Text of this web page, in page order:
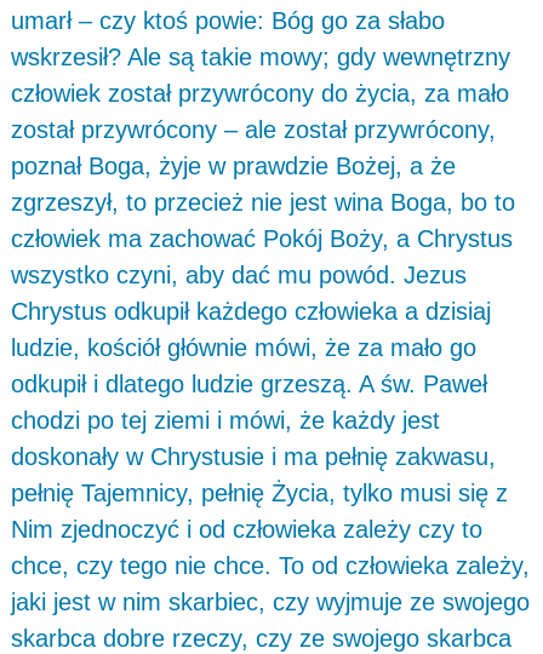
umarł – czy ktoś powie: Bóg go za słabo
wskrzesił? Ale są takie mowy; gdy wewnętrzny
człowiek został przywrócony do życia, za mało
został przywrócony – ale został przywrócony,
poznał Boga, żyje w prawdzie Bożej, a że
zgrzeszył, to przecież nie jest wina Boga, bo to
człowiek ma zachować Pokój Boży, a Chrystus
wszystko czyni, aby dać mu powód. Jezus
Chrystus odkupił każdego człowieka a dzisiaj
ludzie, kościół głównie mówi, że za mało go
odkupił i dlatego ludzie grzeszą. A św. Paweł
chodzi po tej ziemi i mówi, że każdy jest
doskonały w Chrystusie i ma pełnię zakwasu,
pełnię Tajemnicy, pełnię Życia, tylko musi się z
Nim zjednoczyć i od człowieka zależy czy to
chce, czy tego nie chce. To od człowieka zależy,
jaki jest w nim skarbiec, czy wyjmuje ze swojego
skarbca dobre rzeczy, czy ze swojego skarbca